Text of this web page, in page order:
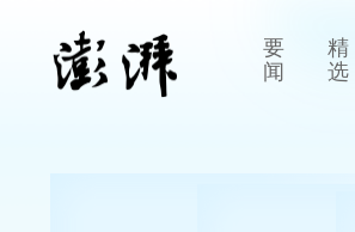
要
闻
精
选